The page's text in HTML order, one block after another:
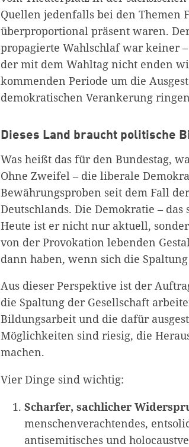
Quellen jedenfalls bei den
überproportional präsent waren.
propagierte Wahlschlaf war keiner
der mit dem Wahltag nicht enden
kommenden Periode um die
demokratischen Verankerung
Dieses Land braucht politische
Was heißt das für den Bundestag,
Ohne Zweifel – die liberale
Bewährungsproben seit dem Fall
Deutschlands. Die Demokratie –
Heute ist er nicht nur aktuell,
von der Provokation lebenden
dann haben, wenn sich die
Aus dieser Perspektive ist der
die Spaltung der Gesellschaft
Bildungsarbeit und die dafür
Möglichkeiten sind riesig, die
machen.
Vier Dinge sind wichtig:
Scharfer, sachlicher
menschenverachtendes,
antisemitisches und
Zum
weiter lesen